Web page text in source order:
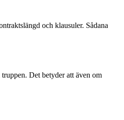
och klausuler. Sådana
Det betyder att även om